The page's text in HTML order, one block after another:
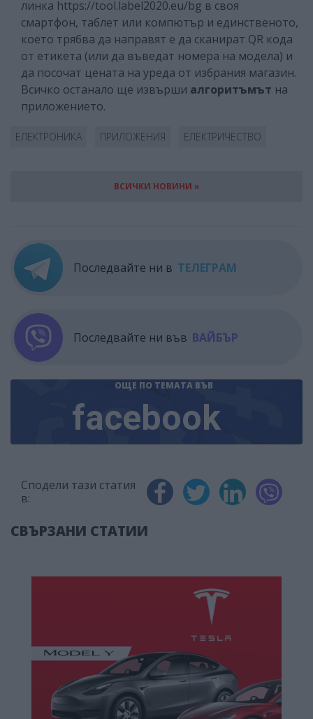
линка https://tool.label2020.eu/bg в своя
смартфон, таблет или компютър и единственото,
което трябва да направят е да сканират QR кода
от етикета (или да въведат номера на модела) и
да посочат цената на уреда от избрания магазин.
Всичко останало ще извърши алгоритъмът на
приложението.
ЕЛЕКТРОНИКА ПРИЛОЖЕНИЯ ЕЛЕКТРИЧЕСТВО
ВСИЧКИ НОВИНИ »
Последвайте ни в ТЕЛЕГРАМ
Последвайте ни във ВАЙБЪР
ОЩЕ ПО ТЕМАТА ВЪВ
facebook
Сподели тази статия
в:
СВЪРЗАНИ СТАТИИ